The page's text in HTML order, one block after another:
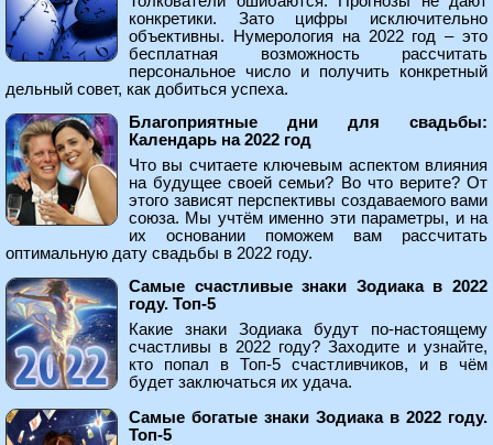
конкретики. Зато цифры исключительно
объективны. Нумерология на 2022 год – это
бесплатная возможность рассчитать
персональное число и получить конкретный
дельный совет, как добиться успеха.
Благоприятные дни для свадьбы:
Календарь на 2022 год
Что вы считаете ключевым аспектом влияния
на будущее своей семьи? Во что верите? От
этого зависят перспективы создаваемого вами
союза. Мы учтём именно эти параметры, и на
их основании поможем вам рассчитать
оптимальную дату свадьбы в 2022 году.
Самые счастливые знаки Зодиака в 2022
году. Топ-5
Какие знаки Зодиака будут по-настоящему
счастливы в 2022 году? Заходите и узнайте,
кто попал в Топ-5 счастливчиков, и в чём
будет заключаться их удача.
Самые богатые знаки Зодиака в 2022 году.
Топ-5